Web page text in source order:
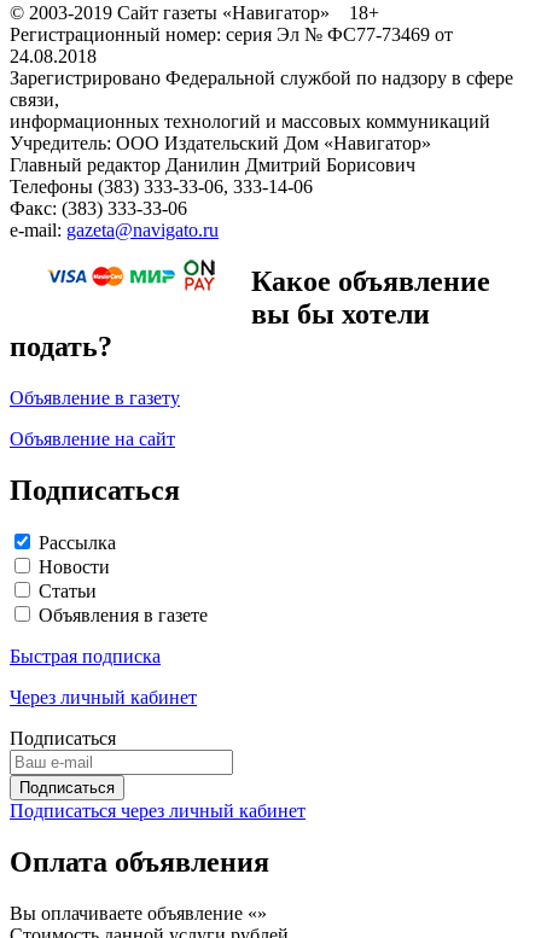
© 2003-2019 Сайт газеты «Навигатор» 18+
Регистрационный номер: серия Эл № ФС77-73469 от
24.08.2018
Зарегистрировано Федеральной службой по надзору в сфере
связи,
информационных технологий и массовых коммуникаций
Учредитель: ООО Издательский Дом «Навигатор»
Главный редактор Данилин Дмитрий Борисович
Телефоны (383) 333-33-06, 333-14-06
Факс: (383) 333-33-06
e-mail: gazeta@navigato.ru
Какое объявление
вы бы хотели
подать?
Объявление в газету
Объявление на сайт
Подписаться
Рассылка
Новости
Статьи
Объявления в газете
Быстрая подписка
Через личный кабинет
Подписаться
Подписаться через личный кабинет
Оплата объявления
Вы оплачиваете объявление «»